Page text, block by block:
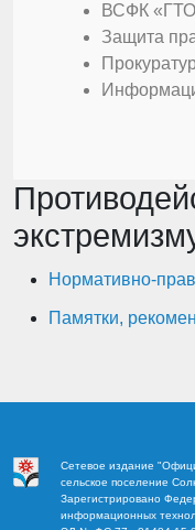
Нормативно-
Памятки,
ВСФК
Защита
Сетевое издание
сельское поселение
Зарегистрировано
информационных